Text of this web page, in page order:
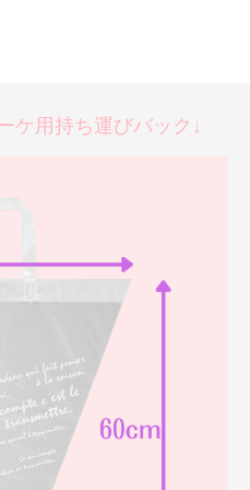
ケ用持ち運びバック↓